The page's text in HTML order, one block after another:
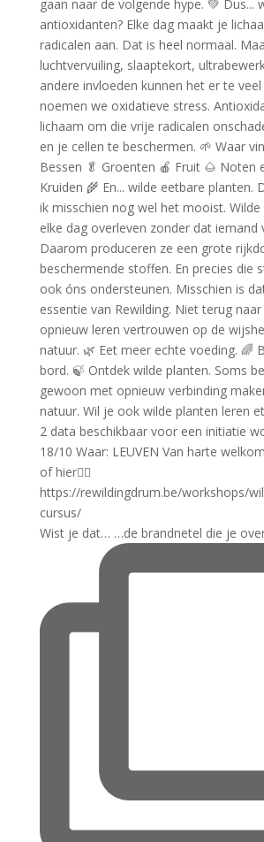
Wist je dat… …de brandnetel die je